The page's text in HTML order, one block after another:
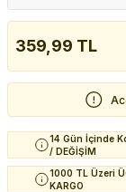
359,99 TL
14 Gün İçinde
/ DEĞİŞİM
1000 TL Üzeri
KARGO